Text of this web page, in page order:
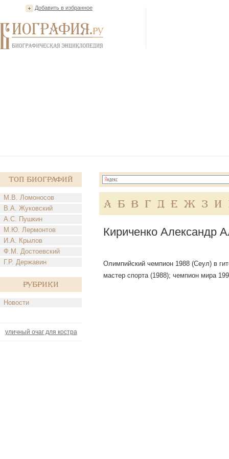
Добавить в избранное
Топ Биографий
М.В. Ломоносов
В.А. Жуковский
А.С. Пушкин
М.Ю. Лермонтов
И.А. Крылов
Ф.М. Достоевский
Г.Р. Державин
Рубрики
Новости
уличный очаг для костра
А Б В Г Д Е Ж З И
Кириченко Александр
Олимпийский чемпион 1988 (Сеул) в
мастер спорта (1988); чемпион мира